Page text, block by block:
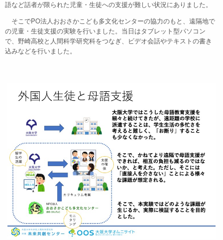
語など話者が限られた児童・生徒への支援が難しい状況にありました。
そこでPO法人おおさかこども多文化センターの協力のもと、遠隔地で
の児童・生徒支援の実験を行いました。当日はタブレット型パソコン
で、野崎高校と人間科学研究科をつなぎ、ビデオ会話やテキストの書き
込みなどを行いました。